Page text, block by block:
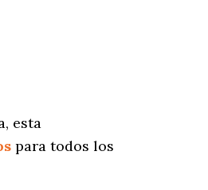
esta
para todos los